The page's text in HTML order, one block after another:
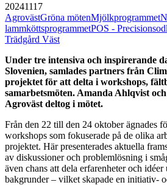
20241117
AgrovästGröna mötenMjölkprogrammet
lammköttsprogrammetPOS -
Trädgård Väst
Under tre intensiva och inspirerande
Slovenien, samlades partners från
projektet för att delta i workshops,
samarbetsmöten. Amanda Ahlqvist
Agroväst deltog i mötet.
Från den 22 till den 24 oktober ägnades
workshops som fokuserade på de olika
projektet. Här presenterades aktuella
av diskussioner och problemlösning i
även chans att dela erfarenheter och
bakgrunder – vilket skapade en initiativ-